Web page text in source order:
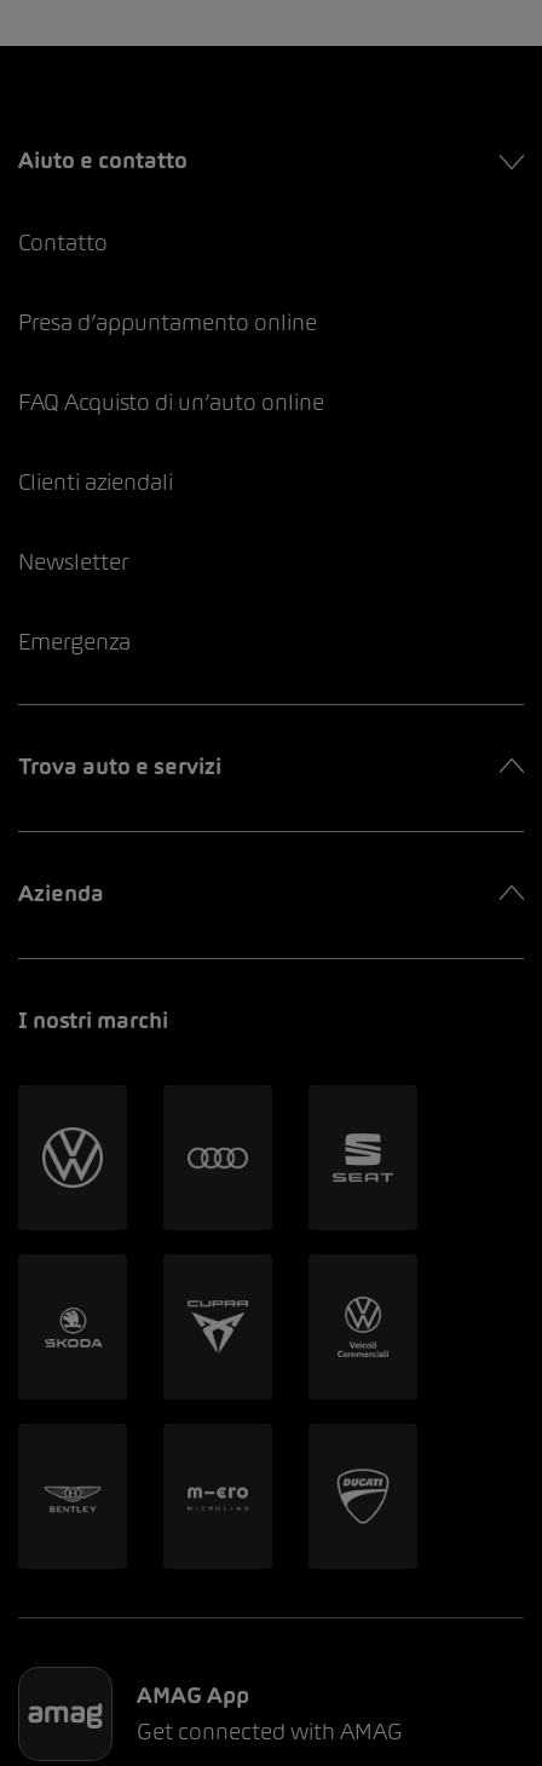
Aiuto e contatto
Contatto
Presa d’appuntamento online
FAQ Acquisto di un’auto online
Clienti aziendali
Newsletter
Emergenza
Trova auto e servizi
Azienda
I nostri marchi
AMAG App
Get connected with AMAG